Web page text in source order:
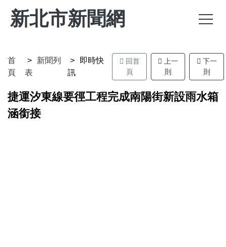
新北市新聞網
首
頁
新聞列
表
即時快
訊
回首
頁
上一
則
下一
則
捷運汐東線要徑工程完成南陽街新設雨水箱
涵銜接